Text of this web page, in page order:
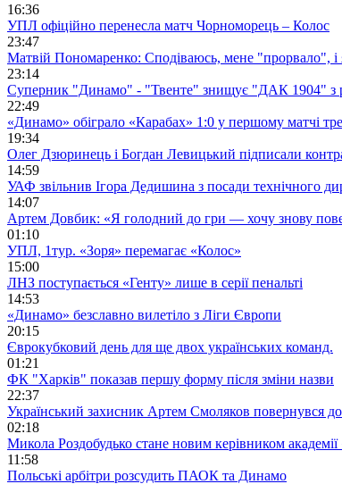
16:36
УПЛ офіційно перенесла матч Чорноморець – Колос
23:47
Матвій Пономаренко: Сподіваюсь, мене "прорвало", і
23:14
Суперник "Динамо" - "Твенте" знищує "ДАК 1904" з
22:49
«Динамо» обіграло «Карабах» 1:0 у першому матчі
19:34
Олег Дзюринець і Богдан Левицький підписали
14:59
УАФ звільнив Ігора Дедишина з посади технічного
14:07
Артем Довбик: «Я голодний до гри — хочу знову
01:10
УПЛ, 1тур. «Зоря» перемагає «Колос»
15:00
ЛНЗ поступається «Генту» лише в серії пенальті
14:53
«Динамо» безславно вилетіло з Ліги Європи
20:15
Єврокубковий день для ще двох українських команд.
01:21
ФК "Харків" показав першу форму після зміни назви
22:37
Український захисник Артем Смоляков повернувся
02:18
Микола Роздобудько стане новим керівником
11:58
Польські арбітри розсудить ПАОК та Динамо